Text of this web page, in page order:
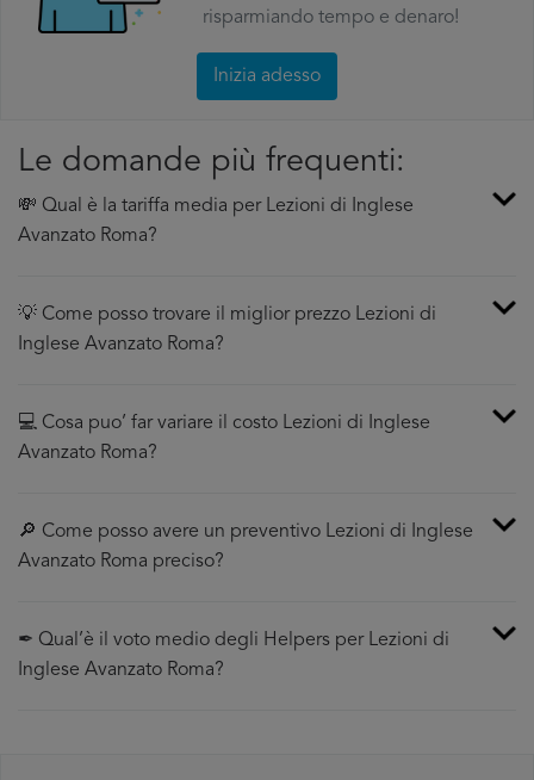
risparmiando tempo e denaro!
Inizia adesso
Le domande più frequenti:
💸 Qual è la tariffa media per Lezioni di Inglese
Avanzato Roma?
💡 Come posso trovare il miglior prezzo Lezioni di
Inglese Avanzato Roma?
💻 Cosa puo’ far variare il costo Lezioni di Inglese
Avanzato Roma?
🔎 Come posso avere un preventivo Lezioni di Inglese
Avanzato Roma preciso?
✒ Qual’è il voto medio degli Helpers per Lezioni di
Inglese Avanzato Roma?